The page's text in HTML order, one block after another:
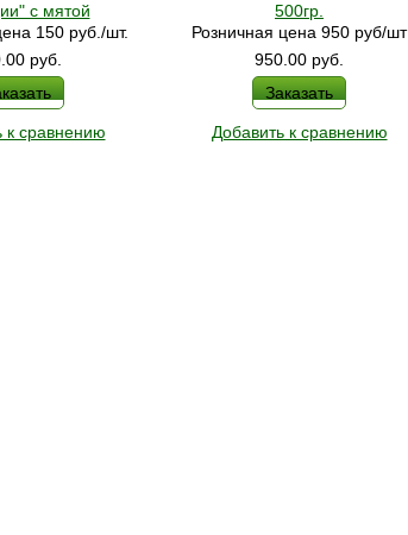
с мятой
150 руб./шт.
руб.
к сравнению
500гр.
Розничная цена 950 руб/шт
950.00 руб.
Заказать
Добавить к сравнению